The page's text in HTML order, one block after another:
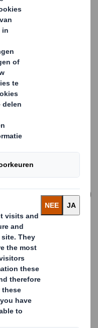
voor de
inserts.
en de
golfkarton.
OP
zijn op
optimale
adapters
beschermd in de
buitenverpakking.
ook kortere boren